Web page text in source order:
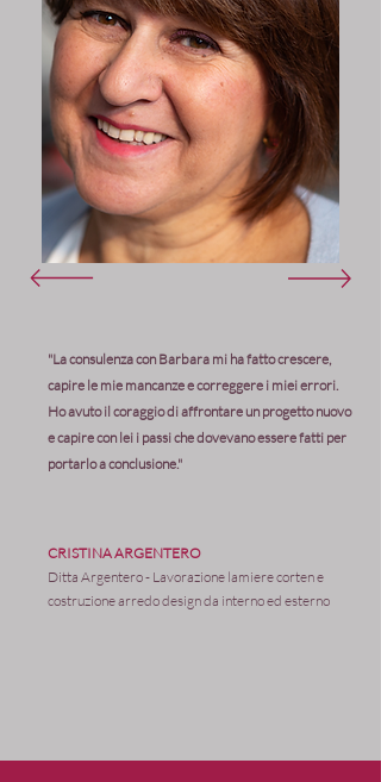
"La consulenza con Barbara mi ha fatto crescere,
capire le mie mancanze e correggere i miei errori.
Ho avuto il coraggio di affrontare un progetto nuovo
e capire con lei i passi che dovevano essere fatti per
portarlo a conclusione."
CRISTINA ARGENTERO
Ditta Argentero - Lavorazione lamiere corten e
costruzione arredo design da interno ed esterno